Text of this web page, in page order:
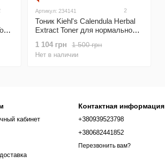
Артикул: 234141 2
Тоник Kiehl's Calendula Herbal
Extract Toner для нормальной и
1 500 грн
1 104 грн
Нет в наличии
кабинет
Контактная информация
+380939523798
+380682441852
Перезвонить вам?